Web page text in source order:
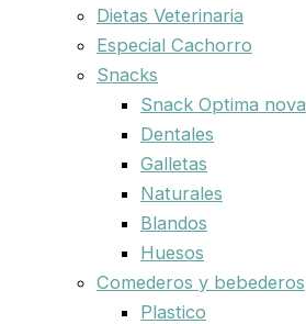
Dietas Veterinaria
Especial Cachorro
Snacks
Snack Optima nova
Dentales
Galletas
Naturales
Blandos
Huesos
Comederos y bebederos
Plastico